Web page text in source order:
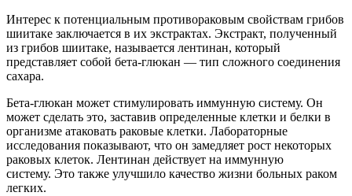
Интерес к потенциальным противораковым свойствам грибов
шиитаке заключается в их экстрактах. Экстракт, полученный
из грибов шиитаке, называется лентинан, который
представляет собой бета-глюкан — тип сложного соединения
сахара.
Бета-глюкан может стимулировать иммунную систему. Он
может сделать это, заставив определенные клетки и белки в
организме атаковать раковые клетки. Лабораторные
исследования показывают, что он замедляет рост некоторых
раковых клеток. Лентинан действует на иммунную
систему. Это также улучшило качество жизни больных раком
легких.